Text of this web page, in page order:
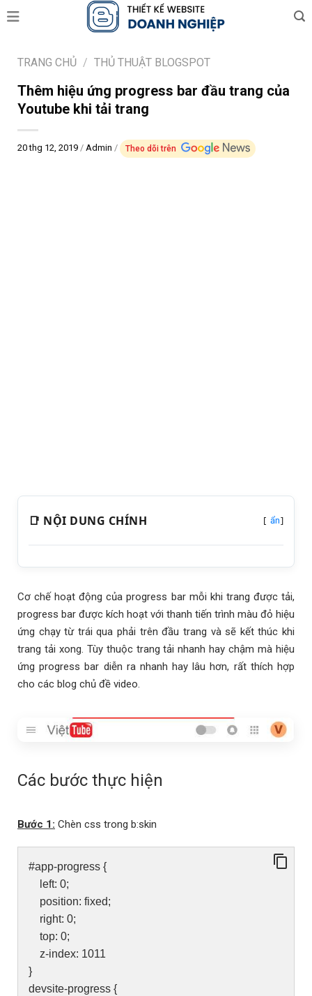
Skip
to
TRANG CHỦ / THỦ THUẬT BLOGSPOT
Thêm hiệu ứng progress bar đầu trang của
Youtube khi tải trang
20 thg 12, 2019 / Admin / Theo dõi trên
📑 NỘI DUNG CHÍNH [ ẩn]
Cơ chế hoạt động của progress bar mỗi khi trang được tải,
progress bar được kích hoạt với thanh tiến trình màu đỏ hiệu
ứng chạy từ trái qua phải trên đầu trang và sẽ kết thúc khi
trang tải xong. Tùy thuộc trang tải nhanh hay chậm mà hiệu
ứng progress bar diễn ra nhanh hay lâu hơn, rất thích hợp
cho các blog chủ đề video.
Các bước thực hiện
Bước 1: Chèn css trong b:skin
#app-progress {
left: 0;
position: fixed;
right: 0;
top: 0;
z-index: 1011
}
devsite-progress {